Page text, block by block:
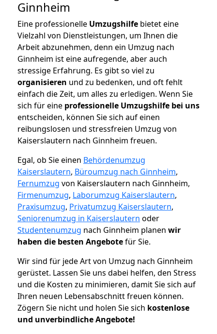
Ginnheim
Eine professionelle Umzugshilfe bietet eine
Vielzahl von Dienstleistungen, um Ihnen die
Arbeit abzunehmen, denn ein Umzug nach
Ginnheim ist eine aufregende, aber auch
stressige Erfahrung. Es gibt so viel zu
organisieren und zu bedenken, und oft fehlt
einfach die Zeit, um alles zu erledigen. Wenn Sie
sich für eine professionelle Umzugshilfe bei uns
entscheiden, können Sie sich auf einen
reibungslosen und stressfreien Umzug von
Kaiserslautern nach Ginnheim freuen.
Egal, ob Sie einen Behördenumzug
Kaiserslautern, Büroumzug nach Ginnheim,
Fernumzug von Kaiserslautern nach Ginnheim,
Firmenumzug, Laborumzug Kaiserslautern,
Praxisumzug, Privatumzug Kaiserslautern,
Seniorenumzug in Kaiserslautern oder
Studentenumzug nach Ginnheim planen wir
haben die besten Angebotefür Sie.
Wir sind für jede Art von Umzug nach Ginnheim
gerüstet. Lassen Sie uns dabei helfen, den Stress
und die Kosten zu minimieren, damit Sie sich auf
Ihren neuen Lebensabschnitt freuen können.
Zögern Sie nicht und holen Sie sich kostenlose
und unverbindliche Angebote!